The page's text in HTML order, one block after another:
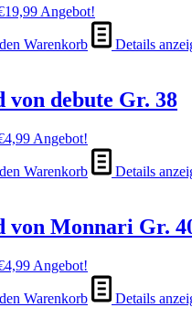
war:
19,99Aktueller
ist:
Angebot!
Warenkorb Details
von debute Gr. 38
war:
4,99Aktueller
ist:
Angebot!
Warenkorb Details
von Monnari Gr.
war:
4,99Aktueller
ist:
Angebot!
Warenkorb Details